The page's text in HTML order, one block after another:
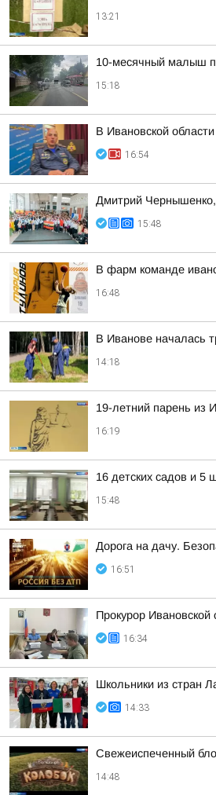
13:21
10-месячный малыш
15:18
В Ивановской
16:54
Дмитрий Чернышенко,
15:48
В фарм команде
16:48
В Иванове началась
14:18
19-летний парень из
16:19
16 детских садов и 5
15:48
Дорога на дачу.
16:51
Прокурор
16:34
Школьники из стран
14:33
Свежеиспеченный
14:48